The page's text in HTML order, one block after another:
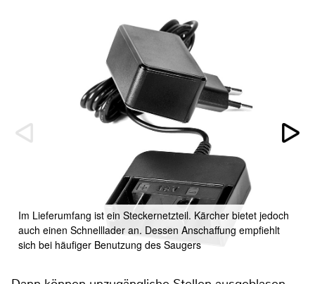
Im Lieferumfang ist ein Steckernetzteil. Kärcher bietet jedoch
auch einen Schnelllader an. Dessen Anschaffung empfiehlt
sich bei häufiger Benutzung des Saugers